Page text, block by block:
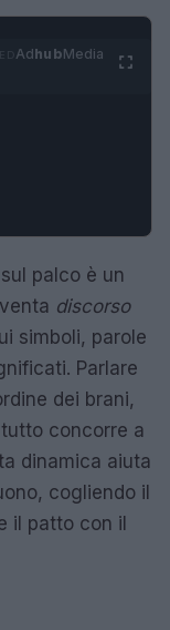
AdhubMedia
sul palco è un
discorso
simboli, parole
Parlare
dei brani,
concorre a
dinamica aiuta
cogliendo il
il patto con il